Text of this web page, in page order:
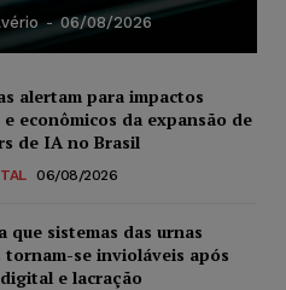
- 06/08/2026
alertam para impactos
econômicos da expansão de
de IA no Brasil
06/08/2026
que sistemas das urnas
tornam-se invioláveis após
e lacração